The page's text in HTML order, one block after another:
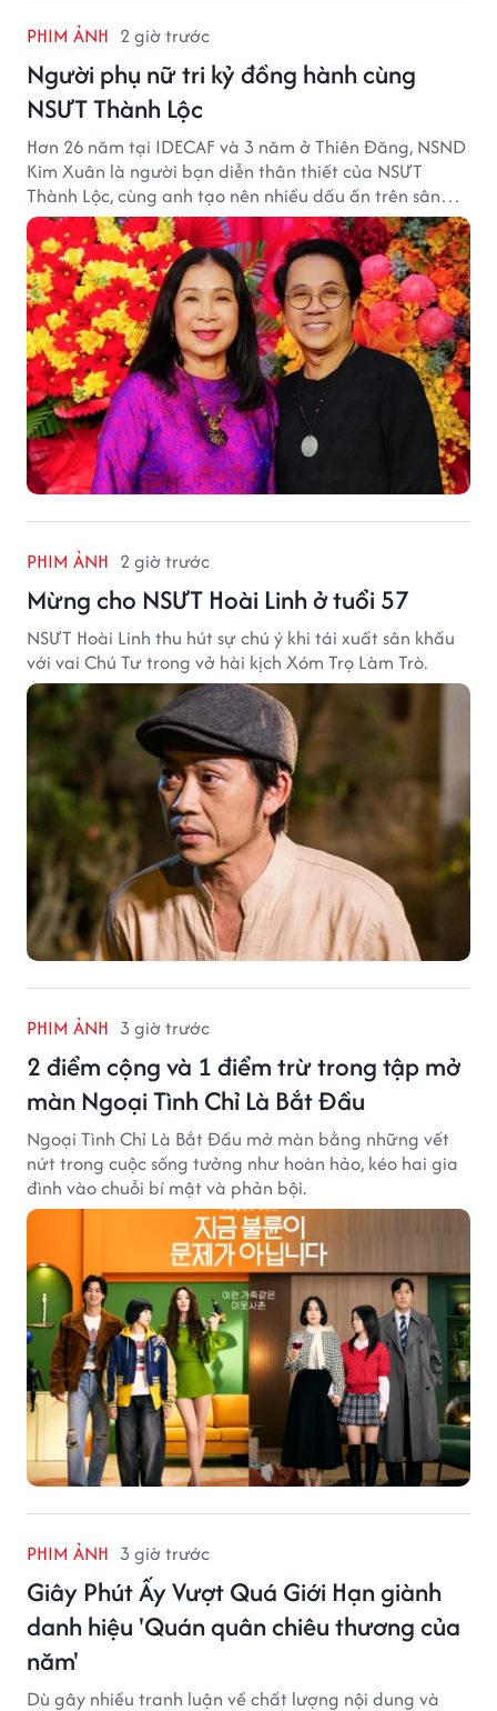
PHIM ẢNH 2 giờ trước
Người phụ nữ tri kỷ đồng hành cùng
NSƯT Thành Lộc
Hơn 26 năm tại IDECAF và 3 năm ở Thiên Đăng, NSND
Kim Xuân là người bạn diễn thân thiết của NSƯT
Thành Lộc, cùng anh tạo nên nhiều dấu ấn trên sân
khấu.
PHIM ẢNH 2 giờ trước
Mừng cho NSƯT Hoài Linh ở tuổi 57
NSƯT Hoài Linh thu hút sự chú ý khi tái xuất sân khấu
với vai Chú Tư trong vở hài kịch Xóm Trọ Làm Trò.
PHIM ẢNH 3 giờ trước
2 điểm cộng và 1 điểm trừ trong tập mở
màn Ngoại Tình Chỉ Là Bắt Đầu
Ngoại Tình Chỉ Là Bắt Đầu mở màn bằng những vết
nứt trong cuộc sống tưởng như hoàn hảo, kéo hai gia
đình vào chuỗi bí mật và phản bội.
PHIM ẢNH 3 giờ trước
Giây Phút Ấy Vượt Quá Giới Hạn giành
danh hiệu 'Quán quân chiêu thương của
năm'
Dù gây nhiều tranh luận về chất lượng nội dung và